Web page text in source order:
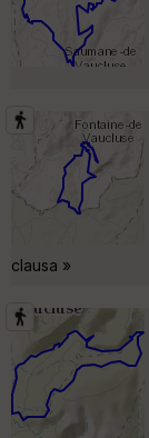
clausa »